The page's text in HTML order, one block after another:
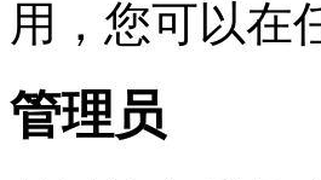
用，您可以
管理员